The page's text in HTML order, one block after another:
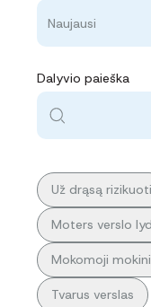
Naujausi
Dalyvio paieška
Už drąsą rizikuoti
Moters verslo
Mokomoji
Tvarus verslas